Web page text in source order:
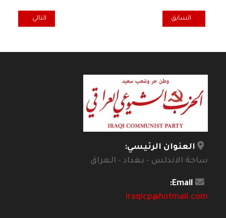
المقال السابق: عملية المعرفة والديالكتيك
السابق المقال التالي:
التالي
العنوان الرئيسي:
ساحة الاندلس - بغداد - العراق
Email:
iraqicp@hotmail.com